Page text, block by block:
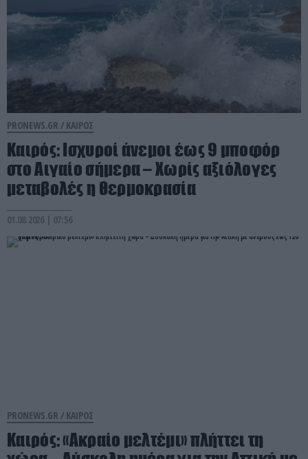
PRONEWS.GR / ΚΑΙΡΟΣ
Καιρός: Ισχυροί άνεμοι έως 9 μποφόρ
στο Αιγαίο σήμερα – Xωρίς αξιόλογες
μεταβολές η θερμοκρασία
01.08.2026 | 07:56
PRONEWS.GR / ΚΑΙΡΟΣ
Καιρός: «Ακραίο μελτέμι» πλήττει τη